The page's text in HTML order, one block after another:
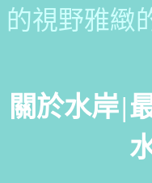
的視野雅緻
關於水岸|